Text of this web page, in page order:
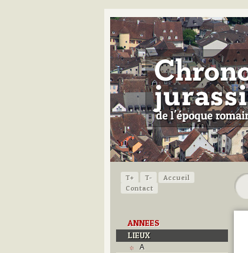
T+ T-
Accueil
Contact
ANNEES
LIEUX
A